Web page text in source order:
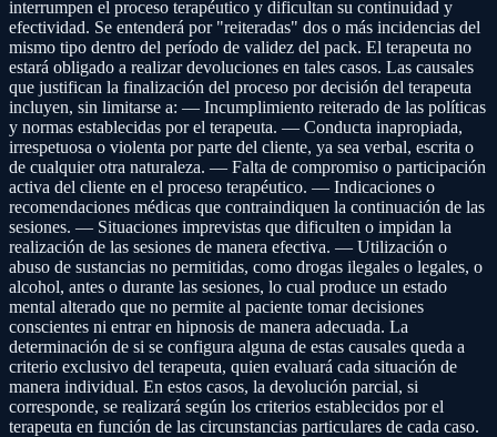
interrumpen el proceso terapéutico y dificultan su continuidad y
efectividad. Se entenderá por "reiteradas" dos o más incidencias del
mismo tipo dentro del período de validez del pack. El terapeuta no
estará obligado a realizar devoluciones en tales casos. Las causales
que justifican la finalización del proceso por decisión del terapeuta
incluyen, sin limitarse a: — Incumplimiento reiterado de las políticas
y normas establecidas por el terapeuta. — Conducta inapropiada,
irrespetuosa o violenta por parte del cliente, ya sea verbal, escrita o
de cualquier otra naturaleza. — Falta de compromiso o participación
activa del cliente en el proceso terapéutico. — Indicaciones o
recomendaciones médicas que contraindiquen la continuación de las
sesiones. — Situaciones imprevistas que dificulten o impidan la
realización de las sesiones de manera efectiva. — Utilización o
abuso de sustancias no permitidas, como drogas ilegales o legales, o
alcohol, antes o durante las sesiones, lo cual produce un estado
mental alterado que no permite al paciente tomar decisiones
conscientes ni entrar en hipnosis de manera adecuada. La
determinación de si se configura alguna de estas causales queda a
criterio exclusivo del terapeuta, quien evaluará cada situación de
manera individual. En estos casos, la devolución parcial, si
corresponde, se realizará según los criterios establecidos por el
terapeuta en función de las circunstancias particulares de cada caso.